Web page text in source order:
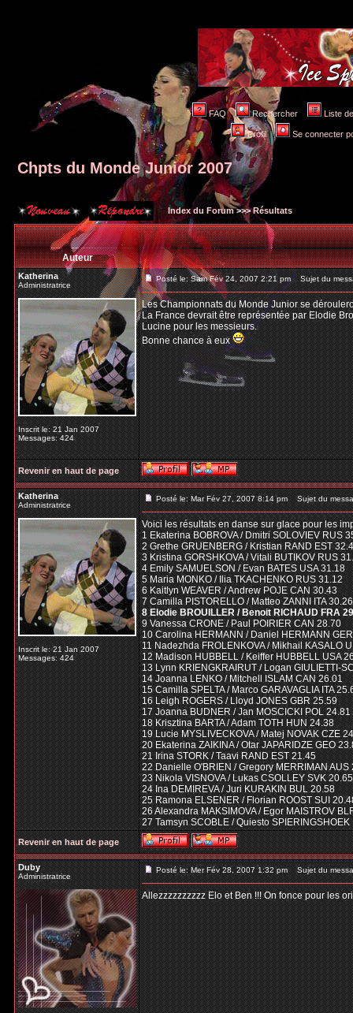
FAQ Rechercher Liste
Profil Se connecter
Chpts du Monde Junior 2007
Index du Forum>>>Résultats
Auteur
Katherina
Administratrice
Inscrit le: 21 Jan 2007
Messages: 424
Posté le: Sam Fév 24, 2007 2:21 pm Sujet du
Les Championnats du Monde Junior se
La France devrait être représentée par Elodie
Lucine pour les messieurs.
Bonne chance à eux
Revenir en haut de page
Katherina
Administratrice
Inscrit le: 21 Jan 2007
Messages: 424
Posté le: Mar Fév 27, 2007 8:14 pm Sujet du
Voici les résultats en danse sur glace pour les
1 Ekaterina BOBROVA / Dmitri SOLOVIEV RUS
2 Grethe GRUENBERG / Kristian RAND EST
3 Kristina GORSHKOVA / Vitali BUTIKOV RUS
4 Emily SAMUELSON / Evan BATES USA 31.18
5 Maria MONKO / Ilia TKACHENKO RUS 31.12
6 Kaitlyn WEAVER / Andrew POJE CAN 30.43
7 Camilla PISTORELLO / Matteo ZANNI ITA 30.26
8 Elodie BROUILLER / Benoit RICHAUD FRA
9 Vanessa CRONE / Paul POIRIER CAN 28.70
10 Carolina HERMANN / Daniel HERMANN
11 Nadezhda FROLENKOVA / Mikhail KASALO
12 Madison HUBBELL / Keiffer HUBBELL USA
13 Lynn KRIENGKRAIRUT / Logan GIULIETTI-
14 Joanna LENKO / Mitchell ISLAM CAN 26.01
15 Camilla SPELTA / Marco GARAVAGLIA ITA
16 Leigh ROGERS / Lloyd JONES GBR 25.59
17 Joanna BUDNER / Jan MOSCICKI POL 24.81
18 Krisztina BARTA / Adam TOTH HUN 24.38
19 Lucie MYSLIVECKOVA / Matej NOVAK CZE
20 Ekaterina ZAIKINA / Otar JAPARIDZE GEO
21 Irina STORK / Taavi RAND EST 21.45
22 Danielle O'BRIEN / Gregory MERRIMAN AUS
23 Nikola VISNOVA / Lukas CSOLLEY SVK 20.65
24 Ina DEMIREVA / Juri KURAKIN BUL 20.58
25 Ramona ELSENER / Florian ROOST SUI
26 Alexandra MAKSIMOVA / Egor MAISTROV
27 Tamsyn SCOBLE / Quiesto SPIERINGSHOEK
Revenir en haut de page
Duby
Administratrice
Posté le: Mer Fév 28, 2007 1:32 pm Sujet du
Allezzzzzzzzzz Elo et Ben !!! On fonce pour les